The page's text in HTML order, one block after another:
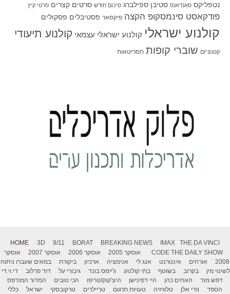
נטפליקס סאנדאנס סטיבן ספילברג סיכום חודש סרטים קצרים סרטי קיץ
פודקאסט סינמסקופ הקצה פיקסאר פסטיבלים פסקולים
קולנוע ישראלי קולנוע ישראלי עצמאי קולנוע תיעודי
קטנוניזם שוברי קופות תסריטאות
HOME 3D 9/11 BORAT BREAKING NEWS IMAX
THE DA VINCI
CODE THE DAILY SHOW אוסקר 2005 אוסקר 2006 אוסקר 2007
אוסקר
2008
אורחים אינטרנט אנג לי אנימציה ארכיון ביקורת
במאים שעברו ניתוח
לשינוי מין
בקרוב בשוטף בתי קולנוע ג'יימס בונד גיבורי על דוד פרלוב
די.וי.די
דפש מוד
האחים כהן היי דפינישן היצ'קוק/טריפו הכי טובים
המדור המודפס
הספד
וודי אלן טלוויזיה טעויות תרגום טריילרים טרקובסקי ישראל כללי